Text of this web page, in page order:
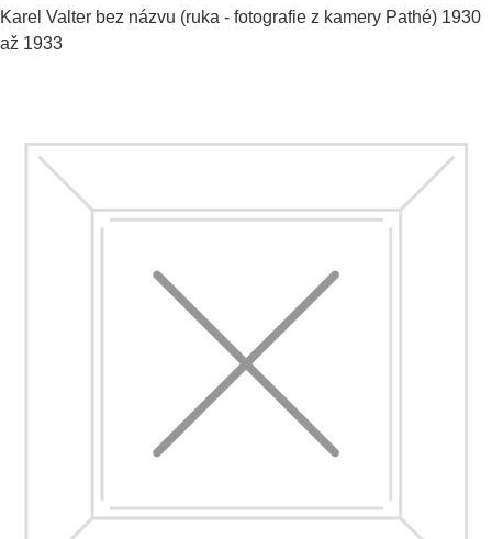
Karel Valter bez názvu (ruka - fotografie z kamery Pathé) 1930
až 1933